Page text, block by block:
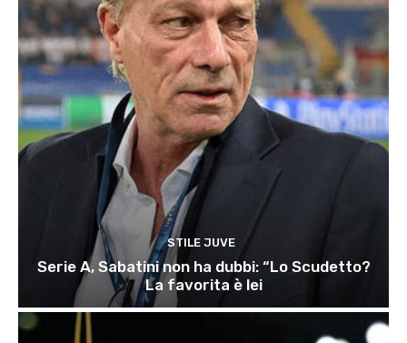
STILE JUVE
Serie A, Sabatini non ha dubbi: “Lo Scudetto?
La favorita è lei